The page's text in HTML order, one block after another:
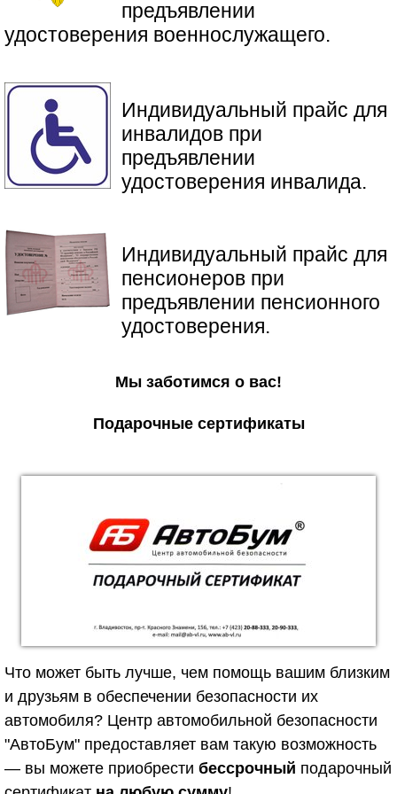
предъявлении
удостоверения военнослужащего.
Индивидуальный прайс для
инвалидов при
предъявлении
удостоверения инвалида.
​Индивидуальный прайс для
пенсионеров при
предъявлении пенсионного
удостоверения.
Мы заботимся о вас!
Подарочные сертификаты
Что может быть лучше, чем помощь вашим близким
и друзьям в обеспечении безопасности их
автомобиля? Центр автомобильной безопасности
"АвтоБум" предоставляет вам такую возможность
— вы можете приобрести бессрочный подарочный